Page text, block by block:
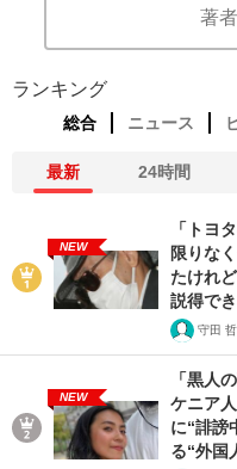
著
ランキング
総合 ニュース
最新 24時間
NEW
「トヨ
限りな
たけれ
説得で
守田 哲
NEW
「黒人
ケニア
に“誹謗
る“外国